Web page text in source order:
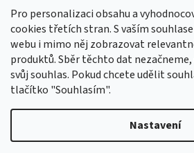
Pro personalizaci obsahu a
cookies třetích stran. S vaším
webu i mimo něj zobrazovat
produktů. Sběr těchto dat
svůj souhlas. Pokud chcete udělit
tlačítko "Souhlasím".
Nastavení
Nový obchod s batohy, cestovními